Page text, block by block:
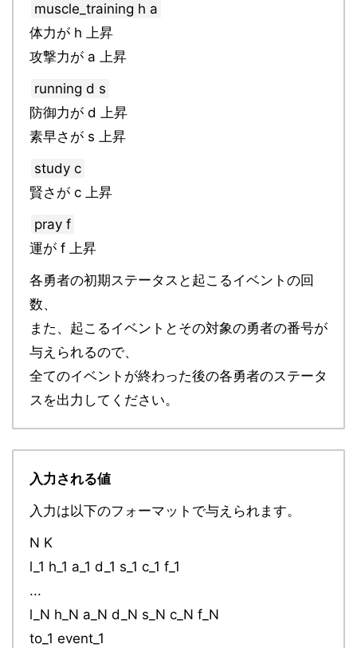
muscle_training h a
体力が h 上昇
攻撃力が a 上昇
running d s
防御力が d 上昇
素早さが s 上昇
study c
賢さが c 上昇
pray f
運が f 上昇
各勇者の初期ステータスと起こるイベントの回
数、
また、起こるイベントとその対象の勇者の番号が
与えられるので、
全てのイベントが終わった後の各勇者のステータ
スを出力してください。
入力される値
入力は以下のフォーマットで与えられます。
N K
l_1 h_1 a_1 d_1 s_1 c_1 f_1
...
l_N h_N a_N d_N s_N c_N f_N
to_1 event_1